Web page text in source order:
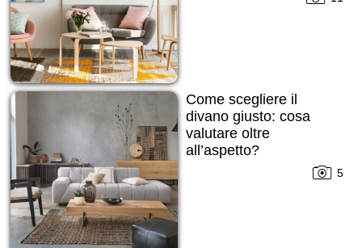
Come scegliere il
divano giusto: cosa
valutare oltre
all’aspetto?
5